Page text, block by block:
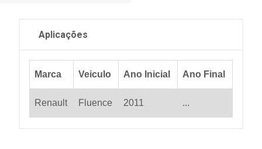
Aplicações
Marca Veiculo Ano Inicial Ano Final
Renault Fluence 2011 ...